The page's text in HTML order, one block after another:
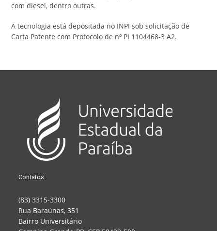
com diesel, dentro outras.
A tecnologia está depositada no INPI sob solicitação de
Carta Patente com Protocolo de nº PI 1104468-3 A2.
Contatos:
(83) 3315-3300
Rua Baraúnas, 351
Bairro Universitário